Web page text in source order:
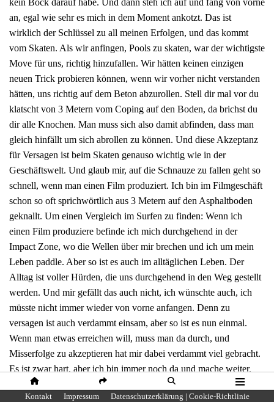
HOME SHARE SUCHE MENÜ
an, egal wie sehr es mich in dem Moment ankotzt. Das ist
wirklich der Schlüssel zu all meinen Erfolgen, und das kommt
vom Skaten. Als wir anfingen, Pools zu skaten, war der wichtigste
Move für uns, richtig hinzufallen. Wir hätten keinen einzigen
neuen Trick probieren können, wenn wir vorher nicht verstanden
hätten, uns richtig auf dem Beton abzurollen. Stell dir mal vor du
klatscht von 3 Metern vom Coping auf den Boden, da brichst du
dir alle Knochen. Man muss sich also damit abfinden, dass man
gleich hinfällt um sich abrollen zu können. Und diese Akzeptanz
für Versagen ist beim Skaten genauso wichtig wie in der
Geschäftswelt. Und glaub mir, auf die Schnauze zu fallen geht so
schnell, wenn man einen Film produziert. Ich bin im Filmgeschäft
schon so oft sprichwörtlich aus 3 Metern auf den Asphaltboden
geknallt. Um einen Vergleich im Surfen zu finden: Wenn ich
einen Film produziere befinde ich mich durchgehend in der
Impact Zone, wo die Wellen über mir brechen und ich um mein
Leben paddle. Aber so ist es auch im alltäglichen Leben. Der
Alltag ist voller Hürden, die uns durchgehend in den Weg gestellt
werden. Und mir gefällt das auch nicht, ich wünschte auch, ich
müsste nicht immer wieder von vorne anfangen. Denn zu
versagen ist auch verdammt einsam, aber so ist es nun einmal.
Wenn man etwas erreichen will, muss man da durch, und
Misserfolge zu akzeptieren hat mir dabei verdammt viel gebracht.
Es ist zwar hart, aber ich bin immer noch da und mache weiter.
Kontakt Impressum Datenschutzerklärung | Cookie-Richtlinie